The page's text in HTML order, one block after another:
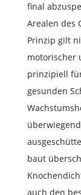
final
Arealen des
Prinzip gilt
motorischer
prinzipiell
gesunden
baut
auch den